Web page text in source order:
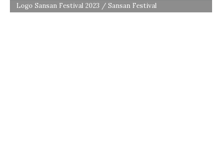
Logo Sansan Festival 2023 / Sansan Festival